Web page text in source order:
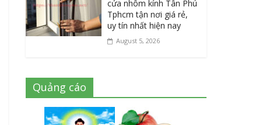
cửa nhôm kính Tân Phú
Tphcm tận nơi giá rẻ,
uy tín nhất hiện nay
August 5, 2026
Quảng cáo